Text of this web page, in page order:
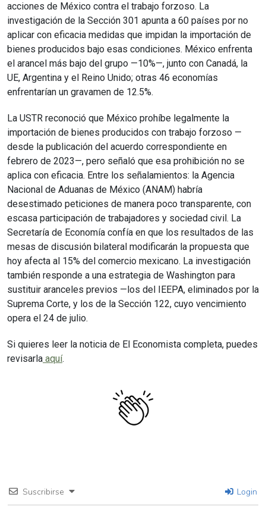
acciones de México contra el trabajo forzoso. La
investigación de la Sección 301 apunta a 60 países por no
aplicar con eficacia medidas que impidan la importación de
bienes producidos bajo esas condiciones. México enfrenta
el arancel más bajo del grupo —10%—, junto con Canadá, la
UE, Argentina y el Reino Unido; otras 46 economías
enfrentarían un gravamen de 12.5%.
La USTR reconoció que México prohíbe legalmente la
importación de bienes producidos con trabajo forzoso —
desde la publicación del acuerdo correspondiente en
febrero de 2023—, pero señaló que esa prohibición no se
aplica con eficacia. Entre los señalamientos: la Agencia
Nacional de Aduanas de México (ANAM) habría
desestimado peticiones de manera poco transparente, con
escasa participación de trabajadores y sociedad civil. La
Secretaría de Economía confía en que los resultados de las
mesas de discusión bilateral modificarán la propuesta que
hoy afecta al 15% del comercio mexicano. La investigación
también responde a una estrategia de Washington para
sustituir aranceles previos —los del IEEPA, eliminados por la
Suprema Corte, y los de la Sección 122, cuyo vencimiento
opera el 24 de julio.
Si quieres leer la noticia de El Economista completa, puedes
revisarla aquí.
Suscribirse Login